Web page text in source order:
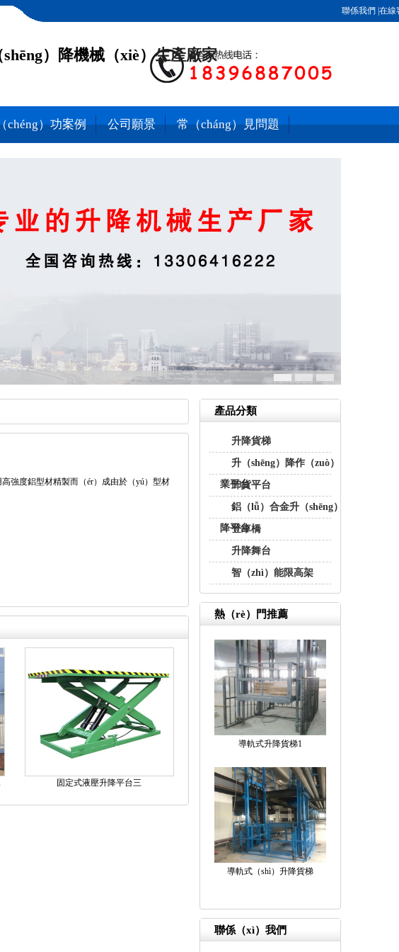
在線
聯係我們
）降機械（xiè）生產廠家
chéng）功案例 公司願景 常（cháng）見問題
產品分類
升降貨梯
升（shēng）降作（zuò）
業平台
卸貨平台
鋁（lǚ）合金升（shēng）
降平台
登車橋
升降舞台
智（zhì）能限高架
熱（rè）門推薦
導軌式升降貨梯1
導軌式（shì）升降貨梯
聯係（xì）我們
強度鋁型材精製而（ér）成由於（yú）型材
固定式液壓升降平台三